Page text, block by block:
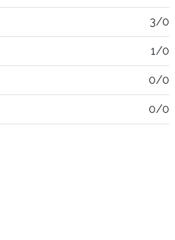
3/0
1/0
0/0
0/0